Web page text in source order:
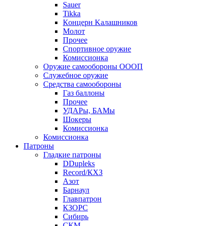
Sauer
Tikka
Кoнцеpн Kалашников
Молот
Прочее
Спортивное оружие
Комиссионка
Оружие самообороны ОООП
Служебное оружие
Средства самообороны
Газ баллоны
Прочее
УДАРы, БАМы
Шокеры
Комиссионка
Комиссионка
Патроны
Гладкие патроны
DDupleks
Record/КХЗ
Азот
Барнаул
Главпатрон
КЗОРС
Сибирь